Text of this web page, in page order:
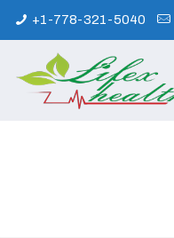
+1-778-321-5040